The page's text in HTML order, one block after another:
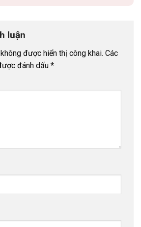
luận
được hiển thị công khai. Các
đánh dấu *